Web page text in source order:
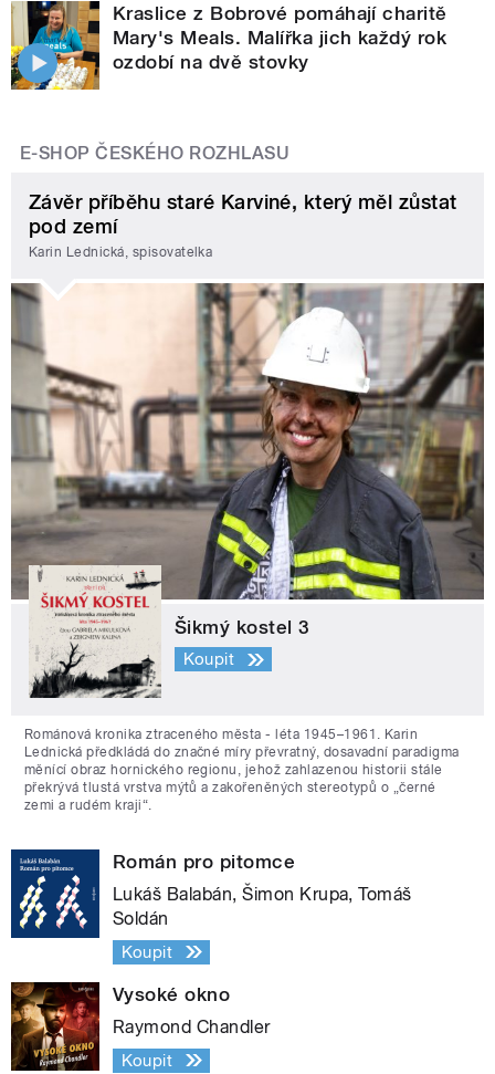
Kraslice z Bobrové pomáhají charitě
Mary's Meals. Malířka jich každý rok
ozdobí na dvě stovky
E-SHOP ČESKÉHO ROZHLASU
Závěr příběhu staré Karviné, který měl zůstat
pod zemí
Karin Lednická, spisovatelka
Šikmý kostel 3
Koupit
Románová kronika ztraceného města - léta 1945–1961. Karin
Lednická předkládá do značné míry převratný, dosavadní paradigma
měnící obraz hornického regionu, jehož zahlazenou historii stále
překrývá tlustá vrstva mýtů a zakořeněných stereotypů o „černé
zemi a rudém kraji“.
Román pro pitomce
Lukáš Balabán, Šimon Krupa, Tomáš
Soldán
Koupit
Vysoké okno
Raymond Chandler
Koupit